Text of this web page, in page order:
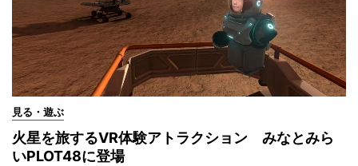
見る・遊ぶ
火星を旅するVR体験アトラクション みなとみら
いPLOT48に登場